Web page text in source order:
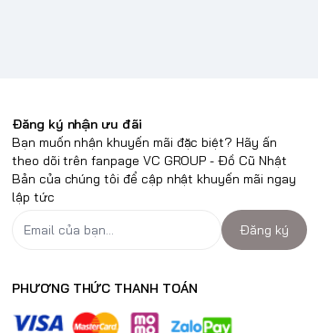
Đăng ký nhận ưu đãi
Bạn muốn nhận khuyến mãi đặc biệt? Hãy ấn
theo dõi trên fanpage VC GROUP - Đồ Cũ Nhật
Bản của chúng tôi để cập nhật khuyến mãi ngay
lập tức
Đăng ký
PHƯƠNG THỨC THANH TOÁN